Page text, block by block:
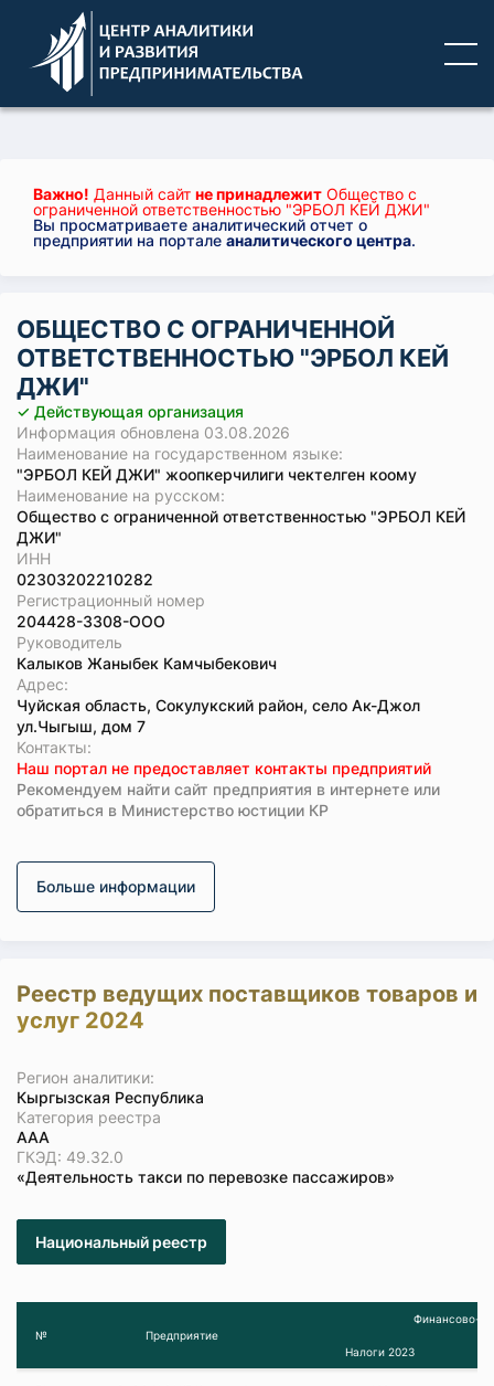
Важно! Данный сайт не принадлежит Общество с
ограниченной ответственностью "ЭРБОЛ КЕЙ ДЖИ"
Вы просматриваете аналитический отчет о
предприятии на портале аналитического центра.
ОБЩЕСТВО С ОГРАНИЧЕННОЙ
ОТВЕТСТВЕННОСТЬЮ "ЭРБОЛ КЕЙ
ДЖИ"
✓ Действующая организация
Информация обновлена 03.08.2026
Наименование на государственном языке:
"ЭРБОЛ КЕЙ ДЖИ" жоопкерчилиги чектелген коому
Наименование на русском:
Общество с ограниченной ответственностью "ЭРБОЛ КЕЙ
ДЖИ"
ИНН
02303202210282
Регистрационный номер
204428-3308-ООО
Руководитель
Калыков Жаныбек Камчыбекович
Адрес:
Чуйская область, Сокулукский район, село Ак-Джол
ул.Чыгыш, дом 7
Koнтaкты:
Наш портал не предоставляет контакты предприятий
Рекомендуем найти сайт предприятия в интернете или
обратиться в Министерство юстиции КР
Больше информации
Реестр ведущих поставщиков товаров и
услуг 2024
Регион аналитики:
Кыргызская Республика
Категория реестра
ААА
ГКЭД: 49.32.0
«Деятельность такси по перевозке пассажиров»
Национальный реестр
№ Предприятие
Финансово-
Налоги 2023